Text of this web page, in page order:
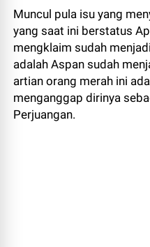
Muncul pula isu yang
yang saat ini berstatus
mengklaim sudah
adalah Aspan sudah
artian orang merah ini
menganggap dirinya
Perjuangan.